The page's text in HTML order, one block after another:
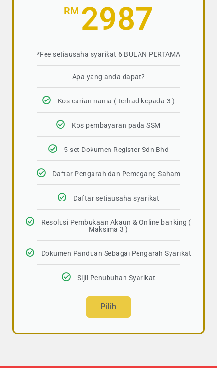
RM 2987
*Fee setiausaha syarikat 6 BULAN PERTAMA
Apa yang anda dapat?
Kos carian nama ( terhad kepada 3 )
Kos pembayaran pada SSM
5 set Dokumen Register Sdn Bhd
Daftar Pengarah dan Pemegang Saham
Daftar setiausaha syarikat
Resolusi Pembukaan Akaun & Online banking (
Maksima 3 )
Dokumen Panduan Sebagai Pengarah Syarikat
Sijil Penubuhan Syarikat
Pilih